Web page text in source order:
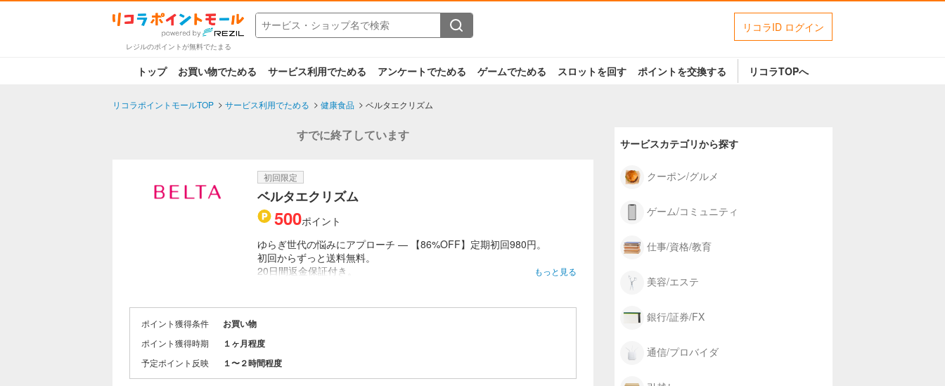
レジルのポイントが無料でたまる
リコラID ログイン
トップ お買い物でためる サービス利用でためる アンケートでためる ゲームでためる スロットを回す ポイントを交換する リコラTOPへ
リコラポイントモールTOP サービス利用でためる 健康食品 ベルタエクリズム
すでに終了しています
初回限定
ベルタエクリズム
500ポイント
ゆらぎ世代の悩みにアプローチ — 【86%OFF】定期初回980円。
初回からずっと送料無料。
20日間返金保証付き。
認定更年期指導士も推薦。製薬会社と共同開発。
もっと見る
ポイント獲得条件 お買い物
ポイント獲得時期 １ヶ月程度
予定ポイント反映 １〜２時間程度
サービスカテゴリから探す
クーポン/グルメ
ゲーム/コミュニティ
仕事/資格/教育
美容/エステ
銀行/証券/FX
通信/プロバイダ